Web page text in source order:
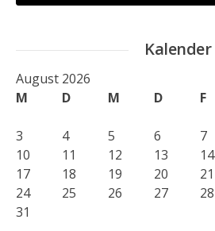
Kalender
August 2026
M
D M D F
3
4 5 6 7
10
11 12 13 14
17
18 19 20 21
24
25 26 27 28
31